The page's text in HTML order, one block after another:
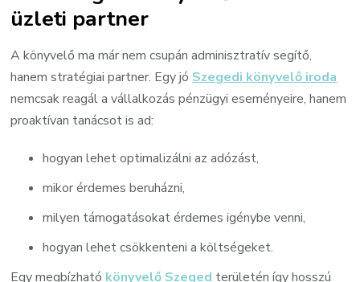
üzleti partner
A könyvelő ma már nem csupán adminisztratív segítő,
hanem stratégiai partner. Egy jó Szegedi könyvelő iroda
nemcsak reagál a vállalkozás pénzügyi eseményeire, hanem
proaktívan tanácsot is ad:
hogyan lehet optimalizálni az adózást,
mikor érdemes beruházni,
milyen támogatásokat érdemes igénybe venni,
hogyan lehet csökkenteni a költségeket.
Egy megbízható könyvelő Szeged területén így hosszú